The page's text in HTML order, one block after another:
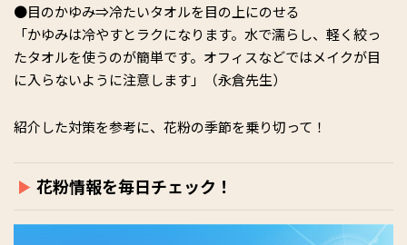
●目のかゆみ⇒冷たいタオルを目の上にのせる
「かゆみは冷やすとラクになります。水で濡らし、軽く絞っ
たタオルを使うのが簡単です。オフィスなどではメイクが目
に入らないように注意します」（永倉先生）
紹介した対策を参考に、花粉の季節を乗り切って！
花粉情報を毎日チェック！